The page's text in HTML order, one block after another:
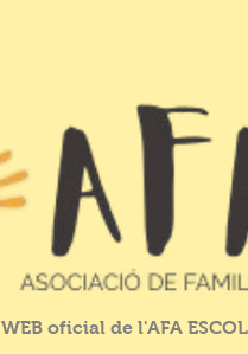
WEB oficial de l'AFA